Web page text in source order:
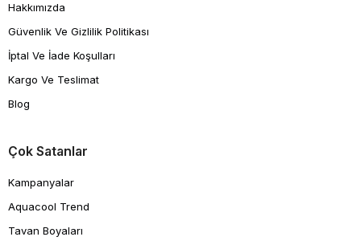
Hakkımızda
Güvenlik Ve Gizlilik Politikası
İptal Ve İade Koşulları
Kargo Ve Teslimat
Blog
Çok Satanlar
Kampanyalar
Aquacool Trend
Tavan Boyaları